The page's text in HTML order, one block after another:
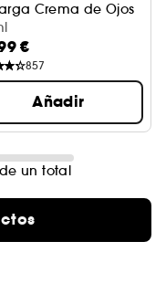
sincronizado
Crema de Ojos
€
857
Añadir
un total